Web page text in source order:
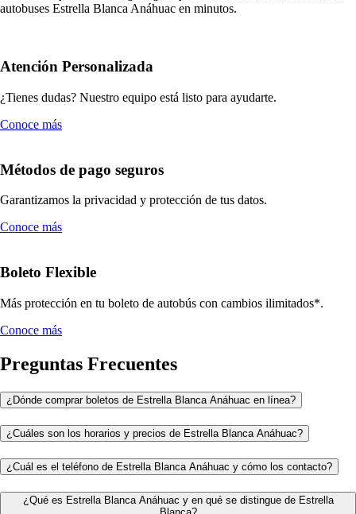
autobuses Estrella Blanca Anáhuac en minutos.
Atención Personalizada
¿Tienes dudas? Nuestro equipo está listo para ayudarte.
Conoce más
Métodos de pago seguros
Garantizamos la privacidad y protección de tus datos.
Conoce más
Boleto Flexible
Más protección en tu boleto de autobús con cambios ilimitados*.
Conoce más
Preguntas Frecuentes
¿Dónde comprar boletos de Estrella Blanca Anáhuac en línea?
¿Cuáles son los horarios y precios de Estrella Blanca Anáhuac?
¿Cuál es el teléfono de Estrella Blanca Anáhuac y cómo los contacto?
¿Qué es Estrella Blanca Anáhuac y en qué se distingue de Estrella